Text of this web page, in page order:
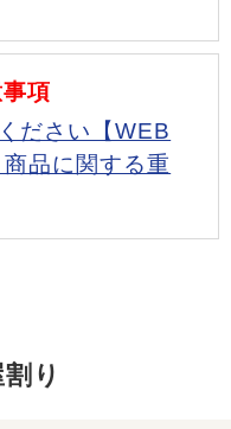
項
ださい【WEB
品に関する重
り